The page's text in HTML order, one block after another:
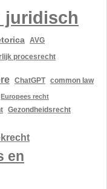
juridisch
AVG
procesrecht
ChatGPT common law
Europees recht
Gezondheidsrecht
en